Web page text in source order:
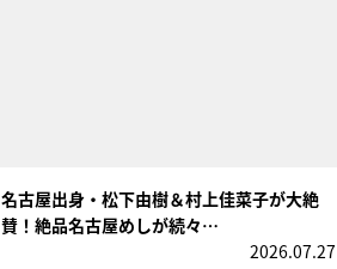
名古屋出身・松下由樹＆村上佳菜子が大絶
賛！絶品名古屋めしが続々…
2026.07.27